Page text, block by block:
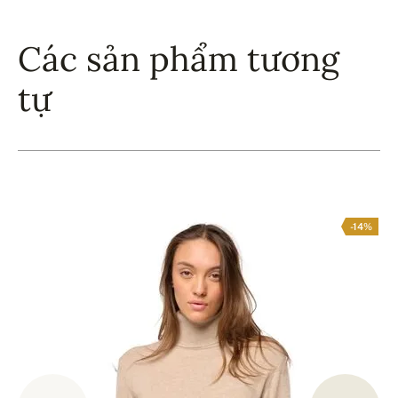
Các sản phẩm tương
tự
-14%